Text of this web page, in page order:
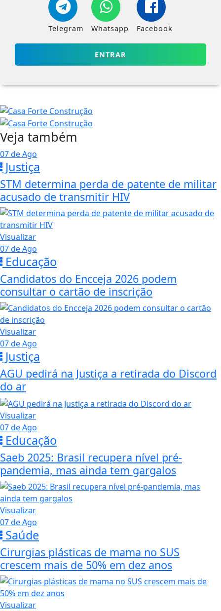
Telegram Whatsapp Facebook
ENTRAR
Veja também
07 de Ago
Justiça
STM determina perda de patente de militar
acusado de transmitir HIV
Visualizar
07 de Ago
Educação
Candidatos do Encceja 2026 podem
consultar o cartão de inscrição
Visualizar
07 de Ago
Justiça
AGU pedirá na Justiça a retirada do Discord
do ar
Visualizar
07 de Ago
Educação
Saeb 2025: Brasil recupera nível pré-
pandemia, mas ainda tem gargalos
Visualizar
07 de Ago
Saúde
Cirurgias plásticas de mama no SUS
crescem mais de 50% em dez anos
Visualizar